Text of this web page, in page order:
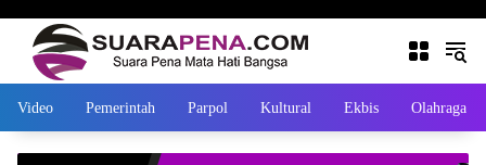
Video Pemerintah Parpol Kultural Ekbis Olahraga